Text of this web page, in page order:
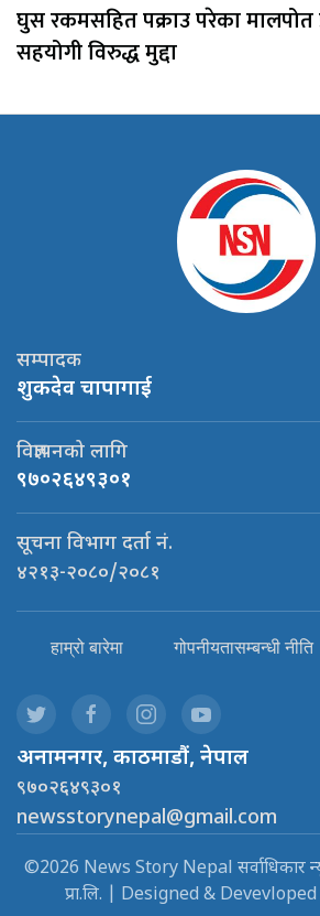
घुस रकमसहित पक्राउ परेका मालपोत
सहयोगी विरुद्ध मुद्दा
सम्पादक
शुकदेव चापागाई
विज्ञापनको लागि
९७०२६४९३०१
सूचना विभाग दर्ता नं.
४२१३-२०८०/२०८१
हाम्रो बारेमा गोपनीयतासम्बन्धी नीति
अनामनगर, काठमाडौं, नेपाल
९७०२६४९३०१
newsstorynepal@gmail.com
©2026 News Story Nepal सर्वाधिकार
प्रा.लि. | Designed &